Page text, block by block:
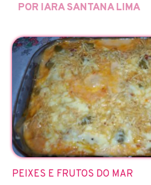
POR IARA SANTANA LIMA
PEIXES E FRUTOS DO MAR